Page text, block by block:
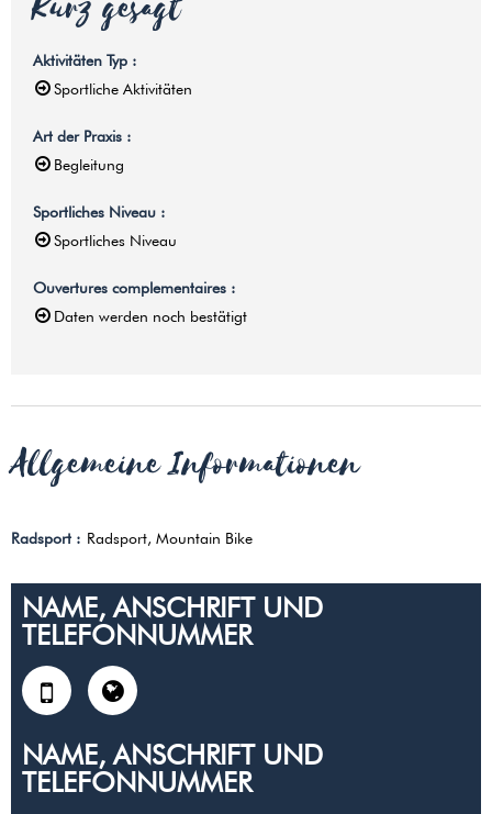
Kurz gesagt
Aktivitäten Typ :
Sportliche Aktivitäten
Art der Praxis :
Begleitung
Sportliches Niveau :
Sportliches Niveau
Ouvertures complementaires :
Daten werden noch bestätigt
Allgemeine Informationen
Radsport : Radsport Mountain Bike
NAME, ANSCHRIFT UND
TELEFONNUMMER
NAME, ANSCHRIFT UND
TELEFONNUMMER